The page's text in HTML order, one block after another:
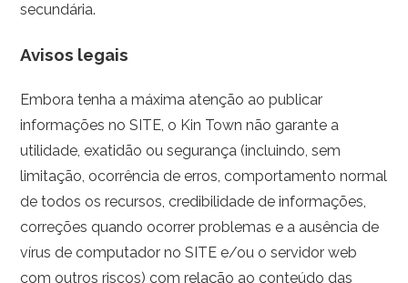
secundária.
Avisos legais
Embora tenha a máxima atenção ao publicar
informações no SITE, o Kin Town não garante a
utilidade, exatidão ou segurança (incluindo, sem
limitação, ocorrência de erros, comportamento normal
de todos os recursos, credibilidade de informações,
correções quando ocorrer problemas e a ausência de
vírus de computador no SITE e/ou o servidor web
com outros riscos) com relação ao conteúdo das